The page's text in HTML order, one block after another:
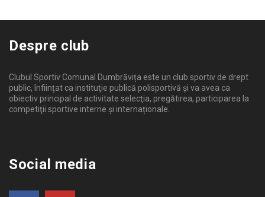
Despre club
Clubul Sportiv Comunal Dumbrăvița este un club sportiv de drept
public, înființat ca instituţie publică polisportivă și va avea ca
obiectiv principal de activitate selecţia, pregătirea, participarea la
competiţii sportive interne şi internaționale.
Social media